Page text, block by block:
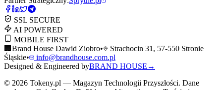
SSL SECURE
AI POWERED
MOBILE FIRST
🏢 Brand House Dawid Ziobro•
Strachocin 31, 57-550 Stronie
Śląskie•
info@brandhouse.com.pl
Designed & Engineered byBRAND HOUSE →
© 2026 Tokeny.pl — Magazyn Technologii Przyszłości. Dane